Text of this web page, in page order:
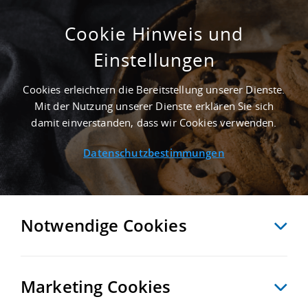
GEPFLEGT - 10.000 M² GEWERBEIMMOBILIE
IN BISCHWEIER AN DER AUTOBAHN A 5 -
LANDKREIS RASTATT
Startseite/ Immobiliensuche/ Detailansicht
ZURÜCK MERKEN VERGLEICHEN EXPORT PDF
Cookie Hinweis und
Einstellungen
Cookies erleichtern die Bereitstellung unserer Dienste.
Mit der Nutzung unserer Dienste erklären Sie sich
damit einverstanden, dass wir Cookies verwenden.
Datenschutzbestimmungen
Notwendige Cookies
Marketing Cookies